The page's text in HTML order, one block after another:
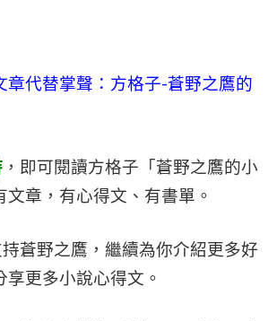
章代替掌聲 ：方格子-蒼野之鷹的
，即可閱讀方格子「蒼野之鷹的小
章，有心得文、有書單。
蒼野之鷹，繼續為你介紹更多好
更多小說心得文。